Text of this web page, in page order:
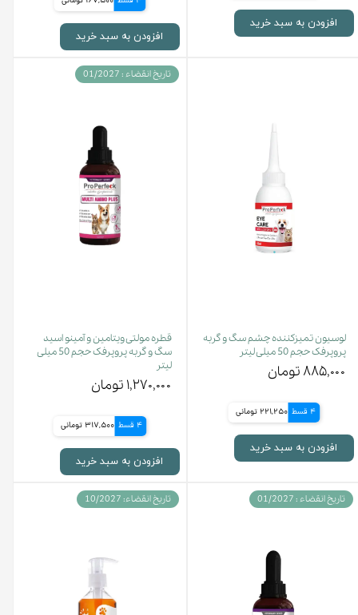
افزودن به سبد خرید
افزودن به سبد خرید
لوسیون تمیزکننده چشم سگ و گربه
پروپرفک حجم 50 میلی لیتر
۸۸۵,۰۰۰ تومان
4 قسط 221,250 تومانی
افزودن به سبد خرید
قطره مولتی ویتامین و آمینو اسید
سگ و گربه پروپرفک حجم 50 میلی
لیتر
۱,۲۷۰,۰۰۰ تومان
4 قسط 317,500 تومانی
افزودن به سبد خرید
تاریخ انقضاء : 01/2027
تاریخ انقضاء : 01/2027 تاریخ انقضاء: 10/2027